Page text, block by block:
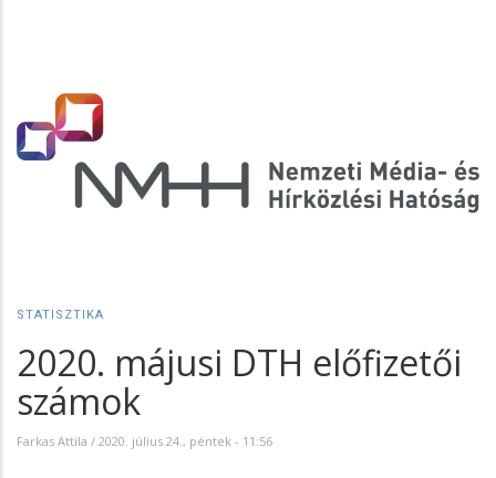
STATISZTIKA
2020. májusi DTH előfizetői
számok
Farkas Attila / 2020. július 24., péntek - 11:56